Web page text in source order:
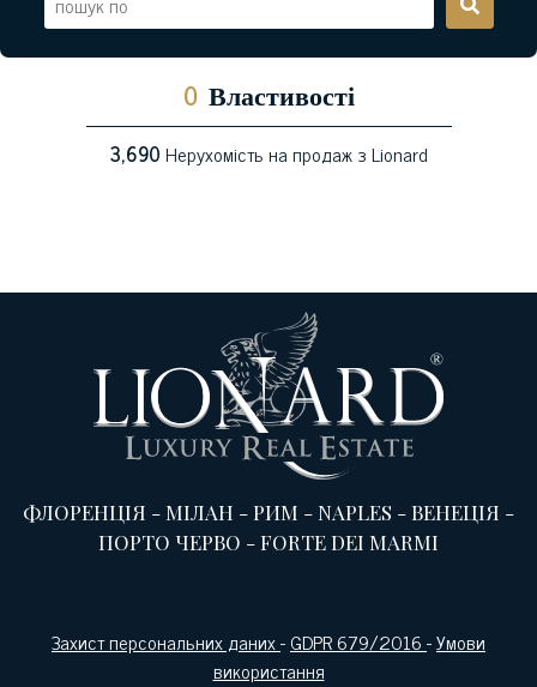
0 Властивості
3,690Нерухомість на продаж з Lionard
ФЛОРЕНЦІЯ -МІЛАН -РИМ -NAPLES -ВЕНЕЦІЯ -
ПОРТО ЧЕРВО -FORTE DEI MARMI
Захист персональних даних-GDPR 679/2016-Умови
використання